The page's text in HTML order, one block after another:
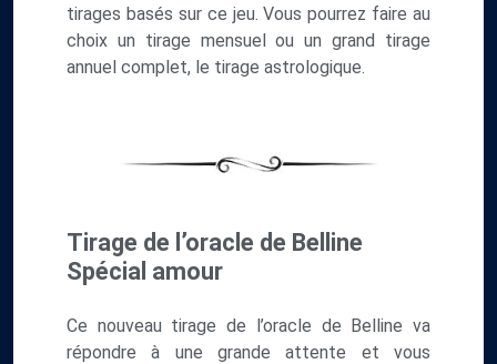
tirages basés sur ce jeu. Vous pourrez faire au
choix un tirage mensuel ou un grand tirage
annuel complet, le tirage astrologique.
Tirage de l’oracle de Belline
Spécial amour
Ce nouveau tirage de l’oracle de Belline va
répondre à une grande attente et vous